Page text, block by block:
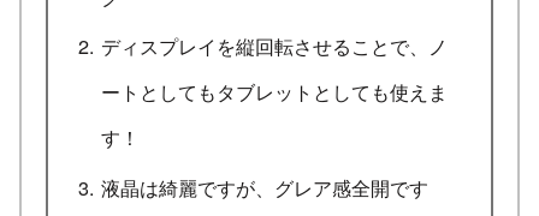
ディスプレイを縦回転させることで、ノ
ートとしてもタブレットとしても使えま
す！
液晶は綺麗ですが、グレア感全開です